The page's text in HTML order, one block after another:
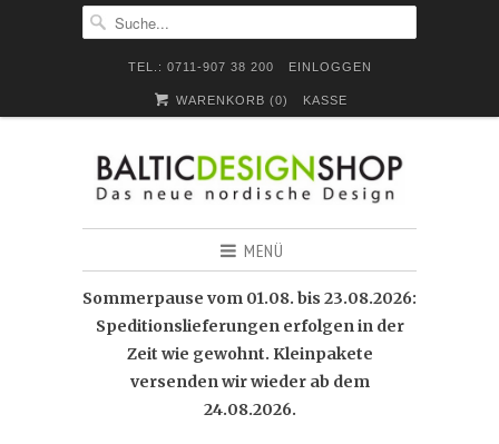
TEL.: 0711-907 38 200 EINLOGGEN
WARENKORB (0) KASSE
MENÜ
Sommerpause vom 01.08. bis 23.08.2026:
Speditionslieferungen erfolgen in der
Zeit wie gewohnt. Kleinpakete
versenden wir wieder ab dem
24.08.2026.